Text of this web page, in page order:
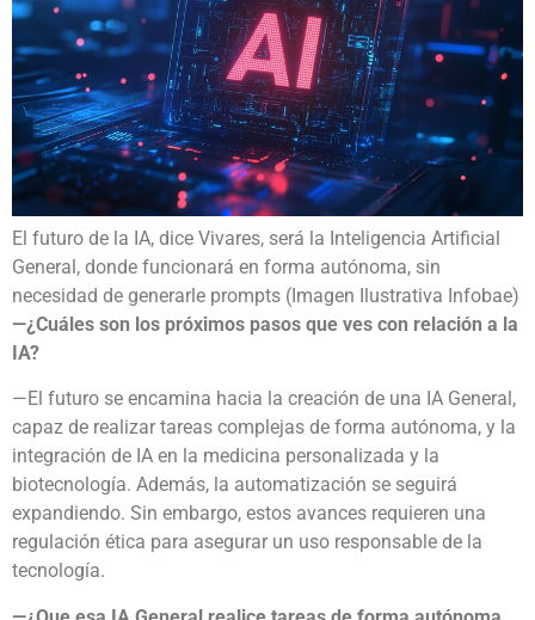
El futuro de la IA, dice Vivares, será la Inteligencia Artificial
General, donde funcionará en forma autónoma, sin
necesidad de generarle prompts (Imagen Ilustrativa Infobae)
—¿Cuáles son los próximos pasos que ves con relación a la
IA?
—El futuro se encamina hacia la creación de una IA General,
capaz de realizar tareas complejas de forma autónoma, y la
integración de IA en la medicina personalizada y la
biotecnología. Además, la automatización se seguirá
expandiendo. Sin embargo, estos avances requieren una
regulación ética para asegurar un uso responsable de la
tecnología.